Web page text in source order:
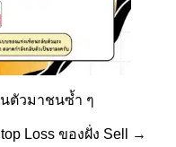
ตัวมาชนซ้ำ ๆ
Loss ของฝั่ง Sell →